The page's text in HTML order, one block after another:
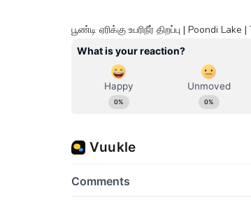
பூண்டி ஏரிக்கு உபரிநீர் திறப்பு | Poondi